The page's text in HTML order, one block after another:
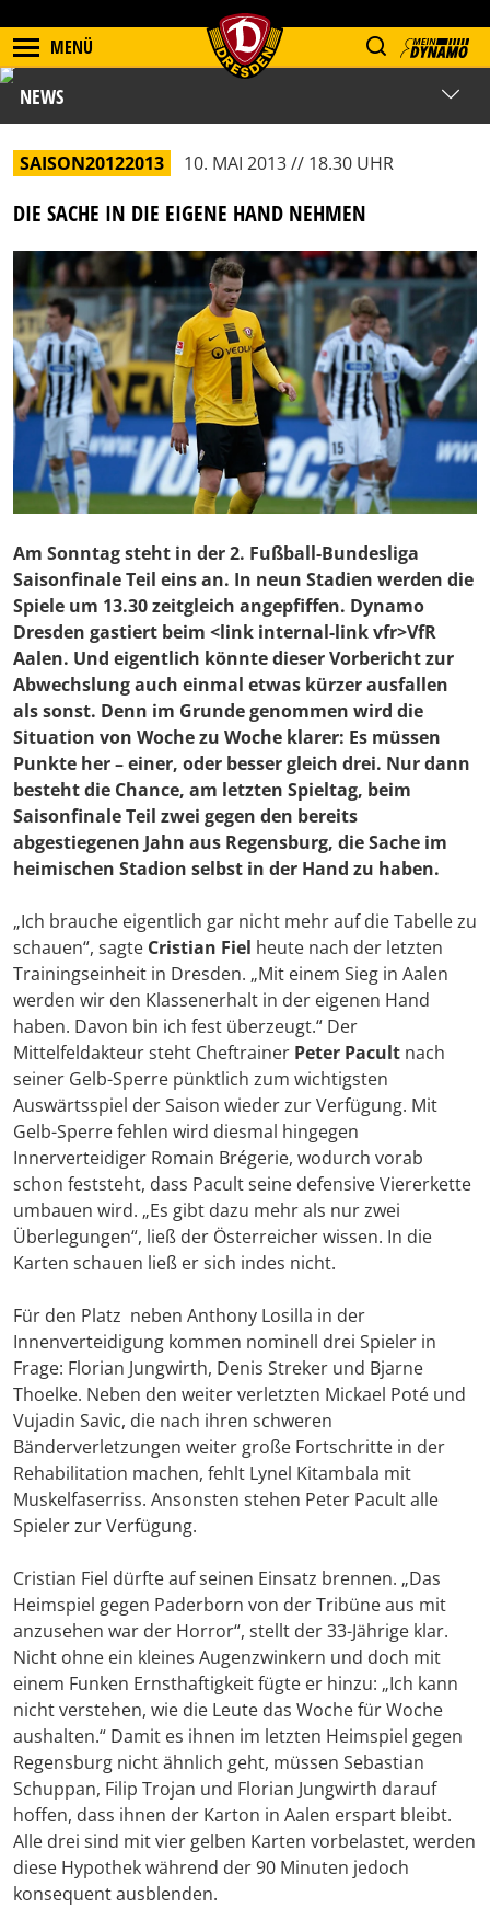
MENÜ
NEWS
SAISON20122013 10. MAI 2013 // 18.30 UHR
DIE SACHE IN DIE EIGENE HAND NEHMEN
Am Sonntag steht in der 2. Fußball-Bundesliga
Saisonfinale Teil eins an. In neun Stadien werden die
Spiele um 13.30 zeitgleich angepfiffen. Dynamo
Dresden gastiert beim <link internal-link vfr>VfR
Aalen. Und eigentlich könnte dieser Vorbericht zur
Abwechslung auch einmal etwas kürzer ausfallen
als sonst. Denn im Grunde genommen wird die
Situation von Woche zu Woche klarer: Es müssen
Punkte her – einer, oder besser gleich drei. Nur dann
besteht die Chance, am letzten Spieltag, beim
Saisonfinale Teil zwei gegen den bereits
abgestiegenen Jahn aus Regensburg, die Sache im
heimischen Stadion selbst in der Hand zu haben.
„Ich brauche eigentlich gar nicht mehr auf die Tabelle zu
schauen“, sagte Cristian Fiel heute nach der letzten
Trainingseinheit in Dresden. „Mit einem Sieg in Aalen
werden wir den Klassenerhalt in der eigenen Hand
haben. Davon bin ich fest überzeugt.“ Der
Mittelfeldakteur steht Cheftrainer Peter Pacult nach
seiner Gelb-Sperre pünktlich zum wichtigsten
Auswärtsspiel der Saison wieder zur Verfügung. Mit
Gelb-Sperre fehlen wird diesmal hingegen
Innerverteidiger Romain Brégerie, wodurch vorab
schon feststeht, dass Pacult seine defensive Viererkette
umbauen wird. „Es gibt dazu mehr als nur zwei
Überlegungen“, ließ der Österreicher wissen. In die
Karten schauen ließ er sich indes nicht.
Für den Platz neben Anthony Losilla in der
Innenverteidigung kommen nominell drei Spieler in
Frage: Florian Jungwirth, Denis Streker und Bjarne
Thoelke. Neben den weiter verletzten Mickael Poté und
Vujadin Savic, die nach ihren schweren
Bänderverletzungen weiter große Fortschritte in der
Rehabilitation machen, fehlt Lynel Kitambala mit
Muskelfaserriss. Ansonsten stehen Peter Pacult alle
Spieler zur Verfügung.
Cristian Fiel dürfte auf seinen Einsatz brennen. „Das
Heimspiel gegen Paderborn von der Tribüne aus mit
anzusehen war der Horror“, stellt der 33-Jährige klar.
Nicht ohne ein kleines Augenzwinkern und doch mit
einem Funken Ernsthaftigkeit fügte er hinzu: „Ich kann
nicht verstehen, wie die Leute das Woche für Woche
aushalten.“ Damit es ihnen im letzten Heimspiel gegen
Regensburg nicht ähnlich geht, müssen Sebastian
Schuppan, Filip Trojan und Florian Jungwirth darauf
hoffen, dass ihnen der Karton in Aalen erspart bleibt.
Alle drei sind mit vier gelben Karten vorbelastet, werden
diese Hypothek während der 90 Minuten jedoch
konsequent ausblenden.